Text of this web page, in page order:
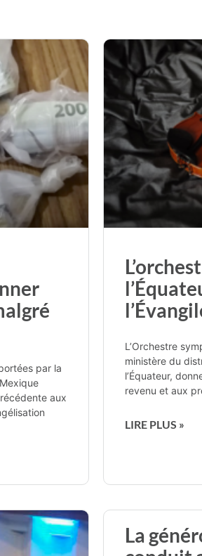
par la
aux
L’Orchestre
ministère du
l’Équateur,
revenu et aux
LIRE PLUS »
La